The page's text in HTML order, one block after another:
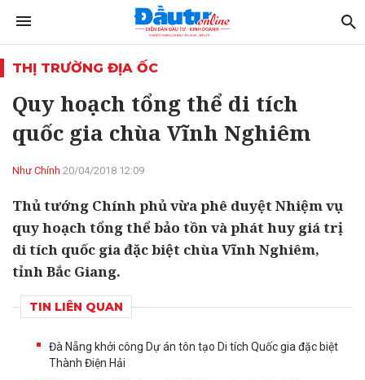
THỊ TRƯỜNG ĐỊA ỐC
Quy hoạch tổng thể di tích
quốc gia chùa Vĩnh Nghiêm
Như Chính 20/04/2018 12:09
Thủ tướng Chính phủ vừa phê duyệt Nhiệm vụ
quy hoạch tổng thể bảo tồn và phát huy giá trị
di tích quốc gia đặc biệt chùa Vĩnh Nghiêm,
tỉnh Bắc Giang.
TIN LIÊN QUAN
Đà Nẵng khởi công Dự án tôn tạo Di tích Quốc gia đặc biệt
Thành Điện Hải